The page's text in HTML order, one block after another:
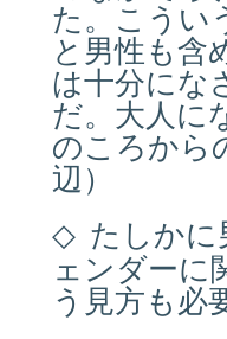
た。こうい
と男性も含
は十分にな
だ。大人に
のころから
辺）
◇ たしかに
ェンダーに
う見方も必